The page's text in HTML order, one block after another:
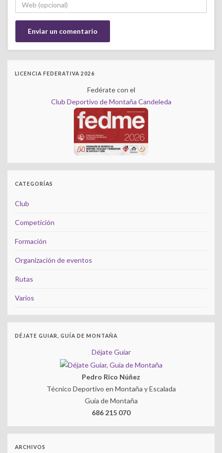
LICENCIA FEDERATIVA 2026
Fedérate con el
Club Deportivo de Montaña Candeleda
CATEGORÍAS
Club
Competición
Formación
Organización de eventos
Rutas
Varios
DÉJATE GUIAR, GUÍA DE MONTAÑA
Déjate Guiar
Pedro Rico Núñez
Técnico Deportivo en Montaña y Escalada
Guía de Montaña
686 215 070
ARCHIVOS